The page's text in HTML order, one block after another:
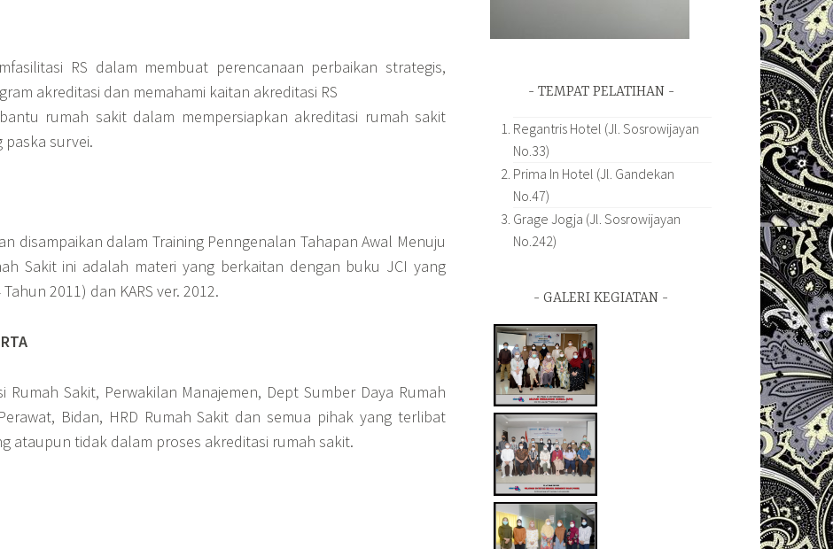
RS dalam membuat perencanaan perbaikan strategis,
akreditasi dan memahami kaitan akreditasi RS
rumah sakit dalam mempersiapkan akreditasi rumah sakit
survei.
disampaikan dalam Training Penngenalan Tahapan Awal Menuju
Sakit ini adalah materi yang berkaitan dengan buku JCI yang
2011) dan KARS ver. 2012.
Rumah Sakit, Perwakilan Manajemen, Dept Sumber Daya Rumah
Bidan, HRD Rumah Sakit dan semua pihak yang terlibat
ataupun tidak dalam proses akreditasi rumah sakit.
TEMPAT PELATIHAN
Regantris Hotel (Jl. Sosrowijayan
No.33)
Prima In Hotel (Jl. Gandekan
No.47)
Grage Jogja (Jl. Sosrowijayan
No.242)
GALERI KEGIATAN